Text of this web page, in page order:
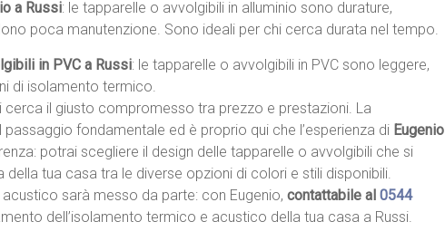
a Russi: le tapparelle o avvolgibili in alluminio sono durature,
poca manutenzione. Sono ideali per chi cerca durata nel tempo.
in PVC a Russi: le tapparelle o avvolgibili in PVC sono leggere,
di isolamento termico.
il giusto compromesso tra prezzo e prestazioni. La
fondamentale ed è proprio qui che l’esperienza di Eugenio
potrai scegliere il design delle tapparelle o avvolgibili che si
della tua casa tra le diverse opzioni di colori e stili disponibili.
sarà messo da parte: con Eugenio, contattabile al 0544
dell’isolamento termico e acustico della tua casa a Russi.